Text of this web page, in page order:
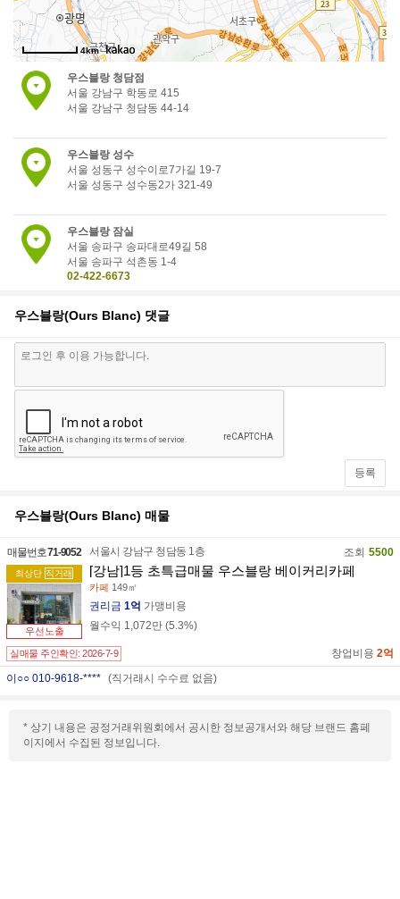
4km
우스블랑 청담점
서울 강남구 학동로 415
서울 강남구 청담동 44-14
우스블랑 성수
서울 성동구 성수이로7가길 19-7
서울 성동구 성수동2가 321-49
우스블랑 잠실
서울 송파구 송파대로49길 58
서울 송파구 석촌동 1-4
02-422-6673
우스블랑 본점
서울 용산구 효창원로70길 4
02-706-9356
우스블랑(Ours Blanc) 댓글
등록
우스블랑(Ours Blanc) 매물
매물번호71-9052
최상단 직거래
우선노출
서울시 강남구 청담동 1층 조회 5500
[강남]1등 초특급매물 우스블랑 베이커리카페
카페 149㎡
권리금 1억 가맹비용
월수익 1,072만 (5.3%)
실매물 주인확인: 2026-7-9 창업비용 2억
이○○ 010-9618-**** (직거래시 수수료 없음)
* 상기 내용은 공정거래위원회에서 공시한 정보공개서와 해당 브랜드 홈페
이지에서 수집된 정보입니다.